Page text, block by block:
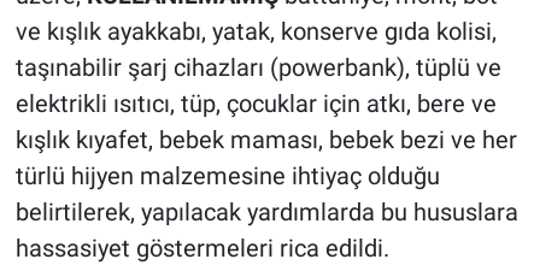
ve kışlık ayakkabı, yatak, konserve gıda kolisi,
taşınabilir şarj cihazları (powerbank), tüplü ve
elektrikli ısıtıcı, tüp, çocuklar için atkı, bere ve
kışlık kıyafet, bebek maması, bebek bezi ve her
türlü hijyen malzemesine ihtiyaç olduğu
belirtilerek, yapılacak yardımlarda bu hususlara
hassasiyet göstermeleri rica edildi.